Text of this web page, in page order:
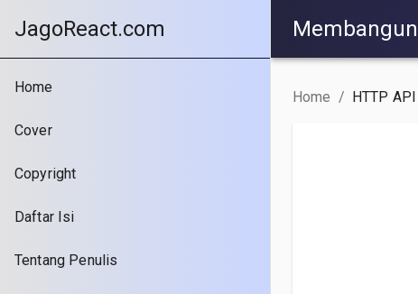
JagoReact.com
Home
Cover
Copyright
Daftar Isi
Tentang Penulis
Home / HTTP